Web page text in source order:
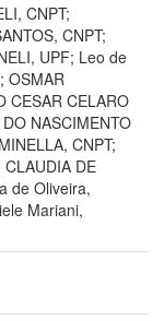
CNPT;
CNPT;
UPF; Leo de
OSMAR
CESAR CELARO
NASCIMENTO
CNPT;
CLAUDIA DE
de Oliveira,
Mariani,